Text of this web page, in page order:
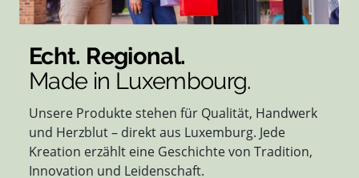
Echt. Regional.
Made in Luxembourg.
Unsere Produkte stehen für Qualität, Handwerk
und Herzblut – direkt aus Luxemburg. Jede
Kreation erzählt eine Geschichte von Tradition,
Innovation und Leidenschaft.